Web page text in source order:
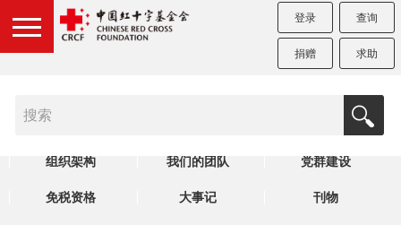
登录 查询
捐赠 求助
机构简介
组织架构 我们的团队 党群建设
免税资格 大事记 刊物